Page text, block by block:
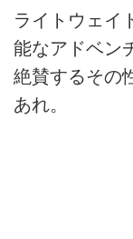
ライトウェイ
能なアドベン
絶賛するその
あれ。